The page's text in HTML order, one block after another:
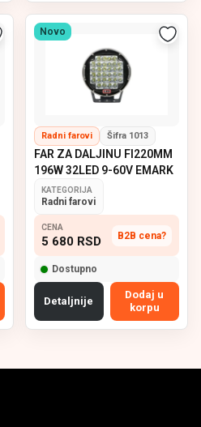
Novo
Radni farovi Šifra 1013
FAR ZA DALJINU FI220MM
196W 32LED 9-60V EMARK
KATEGORIJA
Radni farovi
CENA
5 680 RSD B2B cena?
Dostupno
Detaljnije
Dodaj u
korpu